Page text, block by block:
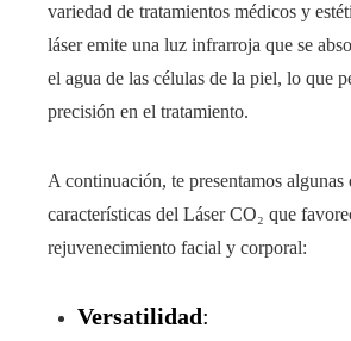
variedad de tratamientos médicos y
láser emite una luz infrarroja que se
el agua de las células de la piel, lo que
precisión en el tratamiento.
A continuación, te presentamos algunas
características del Láser CO₂ que
rejuvenecimiento facial y corporal:
Versatilidad: